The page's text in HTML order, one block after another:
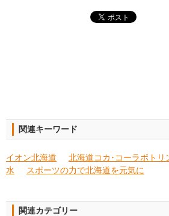
関連キーワード
イオン北海道 北海道コカ･コーラボトリ
水
スポーツの力で北海道を元気に
関連カテゴリー